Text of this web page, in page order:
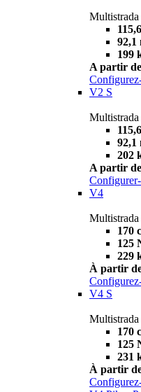
92,1
199
A partir
V2 S
92,1
202
A partir
V4
170
125
229
À partir
V4 S
170
125
231
À partir